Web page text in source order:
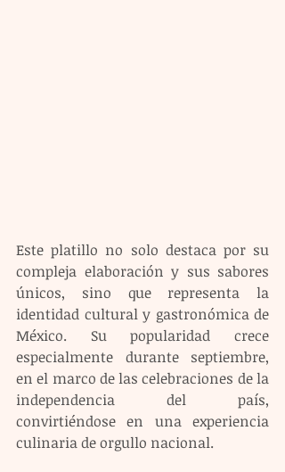
Este platillo no solo destaca por su
compleja elaboración y sus sabores
únicos, sino que representa la
identidad cultural y gastronómica de
México. Su popularidad crece
especialmente durante septiembre,
en el marco de las celebraciones de la
independencia del país,
convirtiéndose en una experiencia
culinaria de orgullo nacional.